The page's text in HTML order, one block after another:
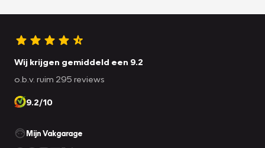
Wij krijgen gemiddeld een 9.2
o.b.v. ruim 295 reviews
9.2/10
Mijn Vakgarage